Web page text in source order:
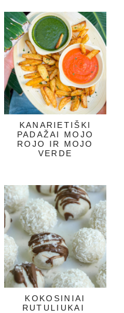
KANARIETIŠKI
PADAŽAI MOJO
ROJO IR MOJO
VERDE
KOKOSINIAI
RUTULIUKAI